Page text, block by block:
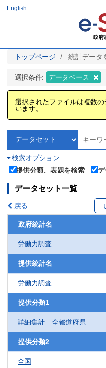
ツ
English
トップページ 統計データ
選択条件: データベース
選択されたファイルは複数
います。
検索オプション
提供分類、表題を検索
データセット一覧
戻る
政府統計名
労働力調査
提供統計名
労働力調査
提供分類1
詳細集計 全都道府県
提供分類2
全国